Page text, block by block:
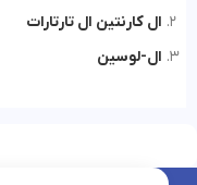
ال کارنتین ال تارتارات
ال-لوسین